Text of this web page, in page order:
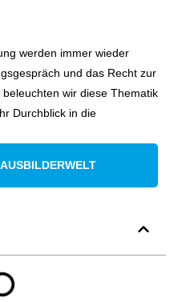
werden immer wieder
und das Recht zur
wir diese Thematik
Durchblick in die